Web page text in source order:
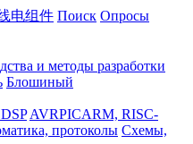
电组件 Поиск Опросы
и методы разработки
Блошиный
AVRPICARM, RISC-
протоколы Схемы,